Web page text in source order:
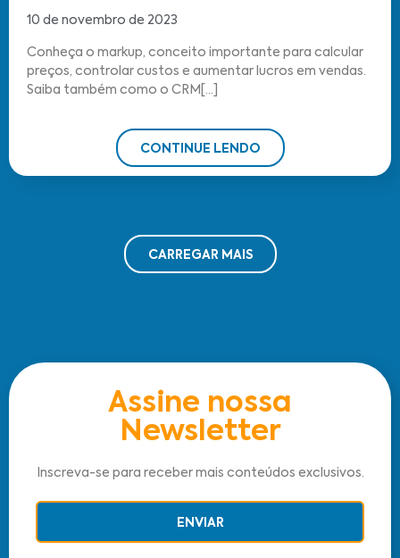
10 de novembro de 2023
Conheça o markup, conceito importante para calcular
preços, controlar custos e aumentar lucros em vendas.
Saiba também como o CRM[...]
CONTINUE LENDO
CARREGAR MAIS
Assine nossa
Newsletter
Inscreva-se para receber mais conteúdos exclusivos.
ENVIAR